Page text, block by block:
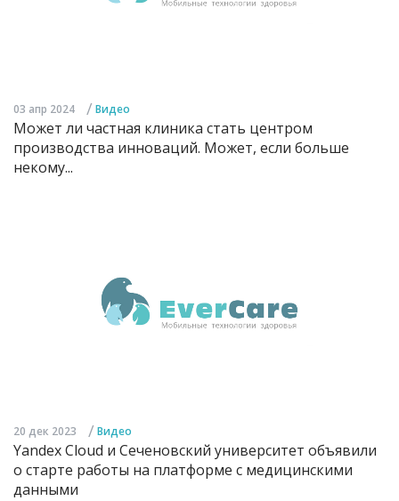
03 апр 2024 / Видео
Может ли частная клиника стать центром
производства инноваций. Может, если больше
некому...
20 дек 2023 / Видео
Yandex Cloud и Сеченовский университет объявили
о старте работы на платформе с медицинскими
данными